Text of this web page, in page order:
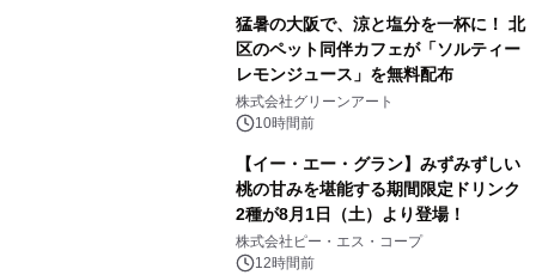
猛暑の大阪で、涼と塩分を一杯に！ 北
区のペット同伴カフェが「ソルティー
レモンジュース」を無料配布
株式会社グリーンアート
10時間前
【イー・エー・グラン】みずみずしい
桃の甘みを堪能する期間限定ドリンク
2種が8月1日（土）より登場！
株式会社ピー・エス・コープ
12時間前